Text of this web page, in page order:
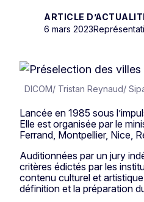
ARTICLE
6 mars 2023
DICOM/ Tristan Reynaud/
Lancée en 1985 sous
Elle est organisée par le
Ferrand, Montpellier, Nice,
Auditionnées par un jury
critères édictés par les
contenu culturel et
définition et la préparation